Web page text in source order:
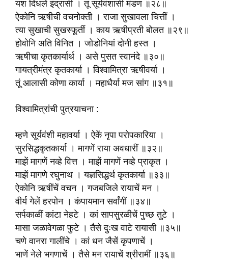
यश दिधलें इंद्रासी । तूं सूर्यवंशासी मंडण ॥२८॥
ऐकोनि ऋषीची वचनोक्ती । राजा सुखावला चित्तीं ।
त्या सुखाची सुखस्फूर्ती । काय ऋषीप्रती बोलत ॥२९॥
होवोनि अति विनित । जोडोनियां दोनी हस्त ।
ऋषीचा कृतकार्यार्थ । असे पुसत स्वानंदे ॥३०॥
गायत्रीमंत्र कृतकार्या । विश्वामित्रा ऋषीवर्या ।
तूं आलासी कोणा कार्या । महाधैर्या मज सांग ॥३१॥
विश्वामित्रांची पुत्रयाचना :
म्हणे सूर्यवंशी महावर्या । ऐकें नृपा परोपकारिया ।
सुरसिद्धकृतकार्या । मागणें राया अवधारीं ॥३२॥
माझें मागणें नव्हे वित्त । माझें मागणें नव्हे प्राकृत ।
माझें मागणे रघुनाथ । यज्ञसिद्धर्थ कृतकार्या ॥३३॥
ऐकोनि ऋषींचें वचन । गजबजिले रायाचें मन ।
वीर्य गेलें हरपोन । कंपायमान सर्वांगीं ॥३४॥
सर्पकाळीं कांटा नेहटे । कां सापसुरळीचें पुच्छ तुटे ।
मासा जळावेगळा फुटे । तैसे दुःख वाटे रायासी ॥३५॥
चणे वानरा गालींचे । कां धन जैसें कृपणाचें ।
भाणें नेले भगणाचें । तैसे मन रायाचें श्रीरामीं ॥३६॥